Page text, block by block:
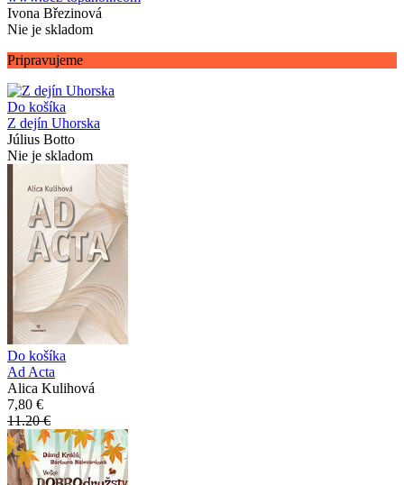
Ivona Březinová
Nie je skladom
Pripravujeme
Do košíka
Z dejín Uhorska
Július Botto
Nie je skladom
Do košíka
Ad Acta
Alica Kulihová
7,80 €
11.20 €